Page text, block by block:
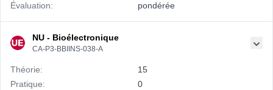
Évaluation:
pondérée
NU - Bioélectronique
CA-P3-BBIINS-038-A
Théorie:
15
Pratique:
0